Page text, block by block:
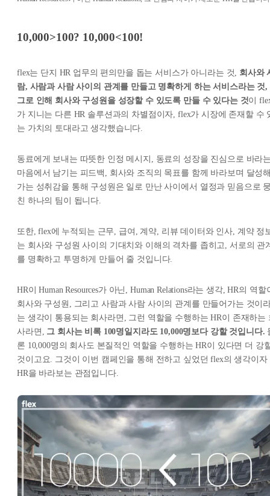
10,000>100? 10,000<100!
flex는 단지 HR 업무의 편의만을 돕는 서비스가 아니라는 것, 회사와
람, 사람과 사람 사이의 관계를 만들고 명확하게 하는 서비스라는 것,
그로 인해 회사와 구성원을 성장할 수 있도록 만들 수 있다는 것이
가 지니는 다른 HR 솔루션과의 차별점이자, flex가 시장에 존재할 수
는 가치의 토대라고 생각했습니다.
동료에게 보내는 따뜻한 인정 메시지, 동료의 성장을 진심으로 바라
마음에서 남기는 피드백, 회사와 조직의 목표를 함께 바라보며 달성
가는 성취감을 통해 구성원은 일로 만난 사이에서 열정과 믿음으로
친 하나의 팀이 됩니다.
또한, flex에 누적되는 근무, 급여, 계약, 리뷰 데이터와 인사, 계약 정
는 회사와 구성원 사이의 기대치와 이해의 격차를 좁히고, 서로의 관
를 명확하고 투명하게 만들어 줄 것입니다.
HR이 Human Resources가 아닌, Human Relations라는 생각, HR의 역할
회사와 구성원, 그리고 사람과 사람 사이의 관계를 만들어가는 것이
는 생각이 통용되는 회사라면, 그런 역할을 수행하는 HR이 존재하는
사라면, 그 회사는 비록 100명일지라도 10,000명보다 강할 것입니다.
론 10,000명의 회사도 본질적인 역할을 수행하는 HR이 있다면 더 강
것이고요. 그것이 이번 캠페인을 통해 전하고 싶었던 flex의 생각이자
HR을 바라보는 관점입니다.